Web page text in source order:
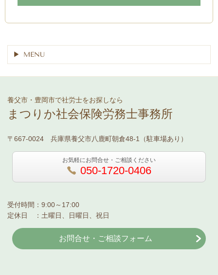
MENU
養父市・豊岡市で社労士をお探しなら
まつりか社会保険労務士事務所
〒667-0024 兵庫県養父市八鹿町朝倉48-1（駐車場あり）
お気軽にお問合せ・ご相談ください
050-1720-0406
受付時間：9:00～17:00
定休日 ：土曜日、日曜日、祝日
お問合せ・ご相談フォーム